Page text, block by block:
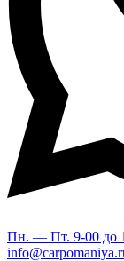
Пн. — Пт. 9-00 до